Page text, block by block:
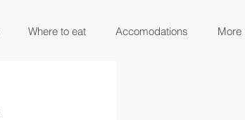
Where to eat Accomodations More